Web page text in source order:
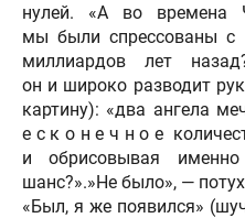
нулей. «А во времена
мы были спрессованы с
миллиардов лет
он и широко разводит
картину): «два ангела
е с к о н е ч н о е
и обрисовывая
шанс?».»Не было», —
«Был, я же появился»